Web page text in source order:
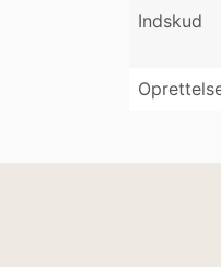
Indskud